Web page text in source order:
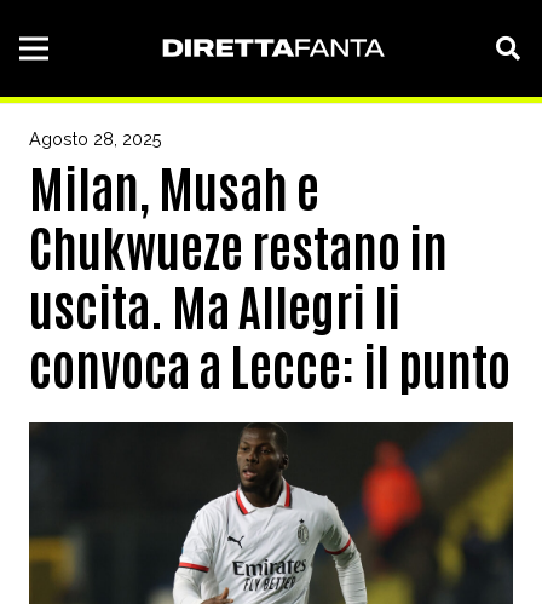
Agosto 28, 2025
Milan, Musah e
Chukwueze restano in
uscita. Ma Allegri li
convoca a Lecce: il punto